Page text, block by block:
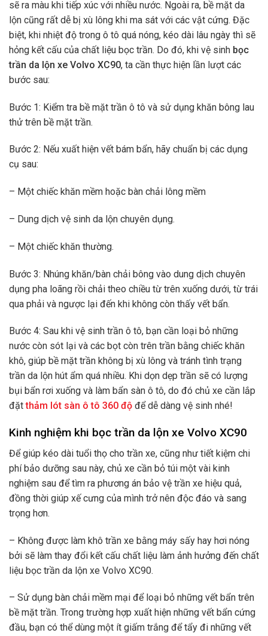
sẽ ra màu khi tiếp xúc với nhiều nước. Ngoài ra, bề mặt da
lộn cũng rất dễ bị xù lông khi ma sát với các vật cứng. Đặc
biệt, khi nhiệt độ trong ô tô quá nóng, kéo dài lâu ngày thì sẽ
hỏng kết cấu của chất liệu bọc trần. Do đó, khi vệ sinh bọc
trần da lộn xe Volvo XC90, ta cần thực hiện lần lượt các
bước sau:
Bước 1: Kiểm tra bề mặt trần ô tô và sử dụng khăn bông lau
thử trên bề mặt trần.
Bước 2: Nếu xuất hiện vết bám bẩn, hãy chuẩn bị các dụng
cụ sau:
– Một chiếc khăn mềm hoặc bàn chải lông mềm
– Dung dịch vệ sinh da lộn chuyên dụng.
– Một chiếc khăn thường.
Bước 3: Nhúng khăn/bàn chải bông vào dung dịch chuyên
dụng pha loãng rồi chải theo chiều từ trên xuống dưới, từ trái
qua phải và ngược lại đến khi không còn thấy vết bẩn.
Bước 4: Sau khi vệ sinh trần ô tô, bạn cần loại bỏ những
nước còn sót lại và các bọt còn trên trần bằng chiếc khăn
khô, giúp bề mặt trần không bị xù lông và tránh tình trạng
trần da lộn hút ẩm quá nhiều. Khi dọn dẹp trần sẽ có lượng
bụi bẩn rơi xuống và làm bẩn sàn ô tô, do đó chủ xe cần lắp
đặtthảm lót sàn ô tô 360 độ để dễ dàng vệ sinh nhé!
Kinh nghiệm khi bọc trần da lộn xe Volvo XC90
Để giúp kéo dài tuổi thọ cho trần xe, cũng như tiết kiệm chi
phí bảo dưỡng sau này, chủ xe cần bỏ túi một vài kinh
nghiệm sau để tìm ra phương án bảo vệ trần xe hiệu quả,
đồng thời giúp xế cưng của mình trở nên độc đáo và sang
trọng hơn.
– Không được làm khô trần xe bằng máy sấy hay hơi nóng
bởi sẽ làm thay đổi kết cấu chất liệu làm ảnh hưởng đến chất
liệu bọc trần da lộn xe Volvo XC90.
– Sử dụng bàn chải mềm mại để loại bỏ những vết bẩn trên
bề mặt trần. Trong trường hợp xuất hiện những vết bẩn cứng
đầu, bạn có thể dùng một ít giấm trắng để tẩy đi những vết